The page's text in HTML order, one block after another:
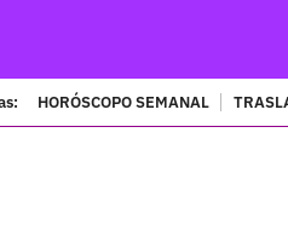
HORÓSCOPO SEMANAL